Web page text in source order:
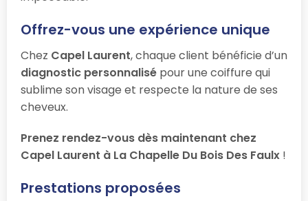
Offrez-vous une expérience unique
Chez Capel Laurent, chaque client bénéficie d’un
diagnostic personnalisé pour une coiffure qui
sublime son visage et respecte la nature de ses
cheveux.
Prenez rendez-vous dès maintenant chez
Capel Laurent à La Chapelle Du Bois Des Faulx !
Prestations proposées